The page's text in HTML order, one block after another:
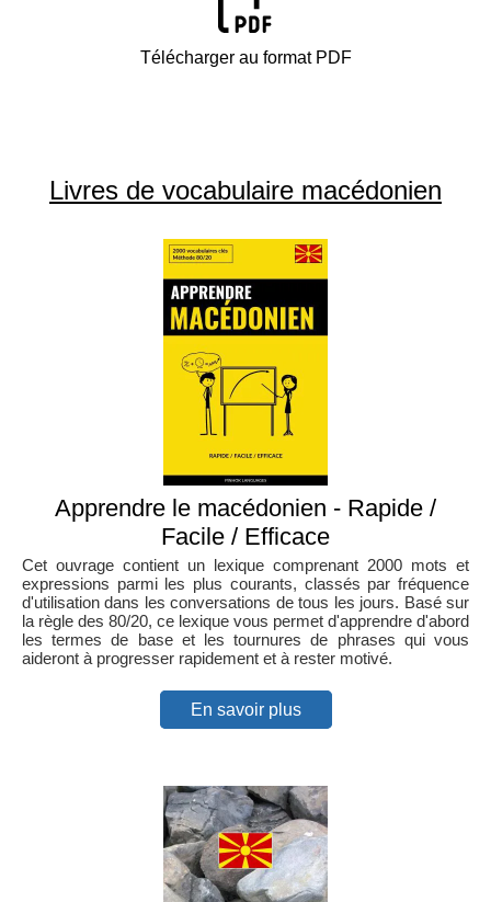
Télécharger au format PDF
Livres de vocabulaire macédonien
Apprendre le macédonien - Rapide /
Facile / Efficace
Cet ouvrage contient un lexique comprenant 2000 mots et
expressions parmi les plus courants, classés par fréquence
d'utilisation dans les conversations de tous les jours. Basé sur
la règle des 80/20, ce lexique vous permet d'apprendre d'abord
les termes de base et les tournures de phrases qui vous
aideront à progresser rapidement et à rester motivé.
En savoir plus